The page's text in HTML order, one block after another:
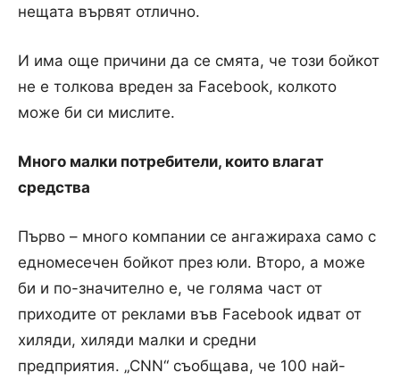
нещата вървят отлично.
И има още причини да се смята, че този бойкот
не е толкова вреден за Facebook, колкото
може би си мислите.
Много малки потребители, които влагат
средства
Първо – много компании се ангажираха само с
едномесечен бойкот през юли. Второ, а може
би и по-значително е, че голяма част от
приходите от реклами във Facebook идват от
хиляди, хиляди малки и средни
предприятия. „CNN“ съобщава, че 100 най-